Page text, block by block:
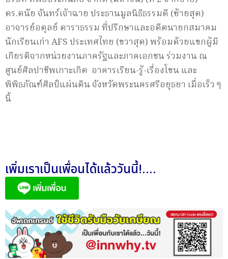
ดร.ดนัย จันทร์เจ้าฉาย ประธานมูลนิธิธรรมดี (ซ้ายสุด)
อาจารย์อดุลย์ ดาราธรรม ที่ปรึกษาและอดีตนายกสมาคม
นักเรียนเก่า AFS ประเทศไทย (ขวาสุด) พร้อมด้วยแขกผู้มี
เกียรติจากหน่วยงานภาครัฐและภาคเอกชน ร่วมงาน ณ
ศูนย์ศิลปาชีพเกาะเกิด อาคารเรียน-รู้-เรื่องโขน และ
พิพิธภัณฑ์ศิลป์แผ่นดิน จังหวัดพระนครศรีอยุธยา เมื่อเร็ว ๆ
นี้
เพิ่มเราเป็นเพื่อนได้แล้ววันนี้!....